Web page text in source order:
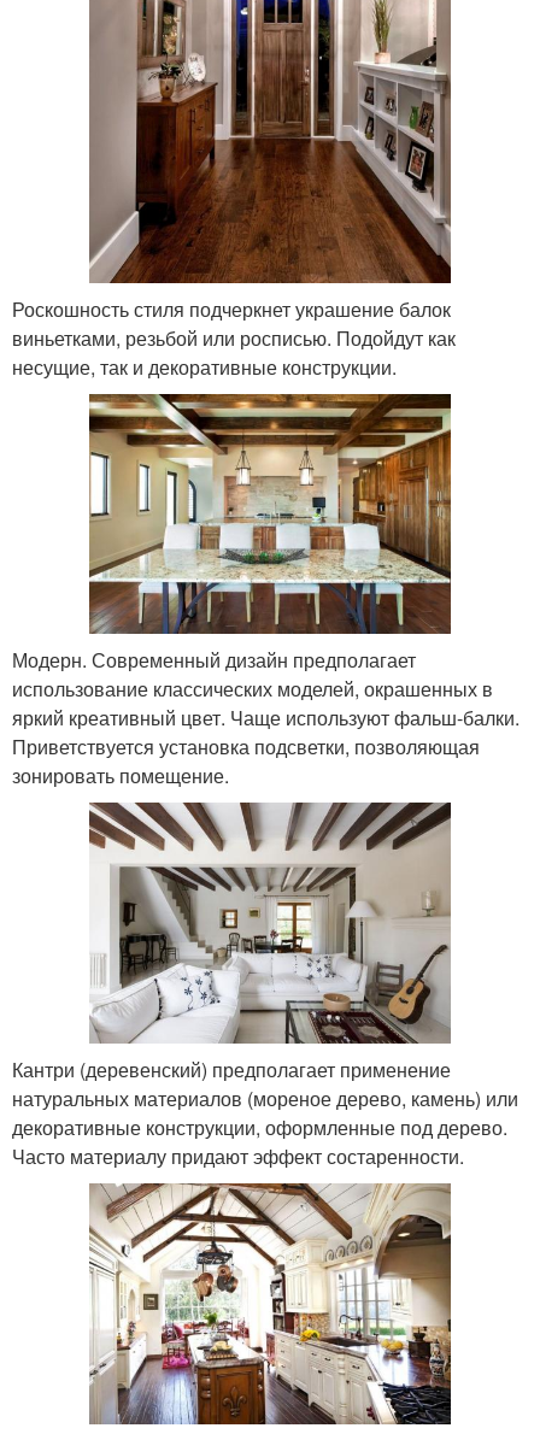
Роскошность стиля подчеркнет украшение балок
виньетками, резьбой или росписью. Подойдут как
несущие, так и декоративные конструкции.
Модерн. Современный дизайн предполагает
использование классических моделей, окрашенных в
яркий креативный цвет. Чаще используют фальш-балки.
Приветствуется установка подсветки, позволяющая
зонировать помещение.
Кантри (деревенский) предполагает применение
натуральных материалов (мореное дерево, камень) или
декоративные конструкции, оформленные под дерево.
Часто материалу придают эффект состаренности.